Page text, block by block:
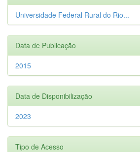
Universidade Federal Rural do Rio...
Data de Publicação
2015
Data de Disponibilização
2023
Tipo de Acesso